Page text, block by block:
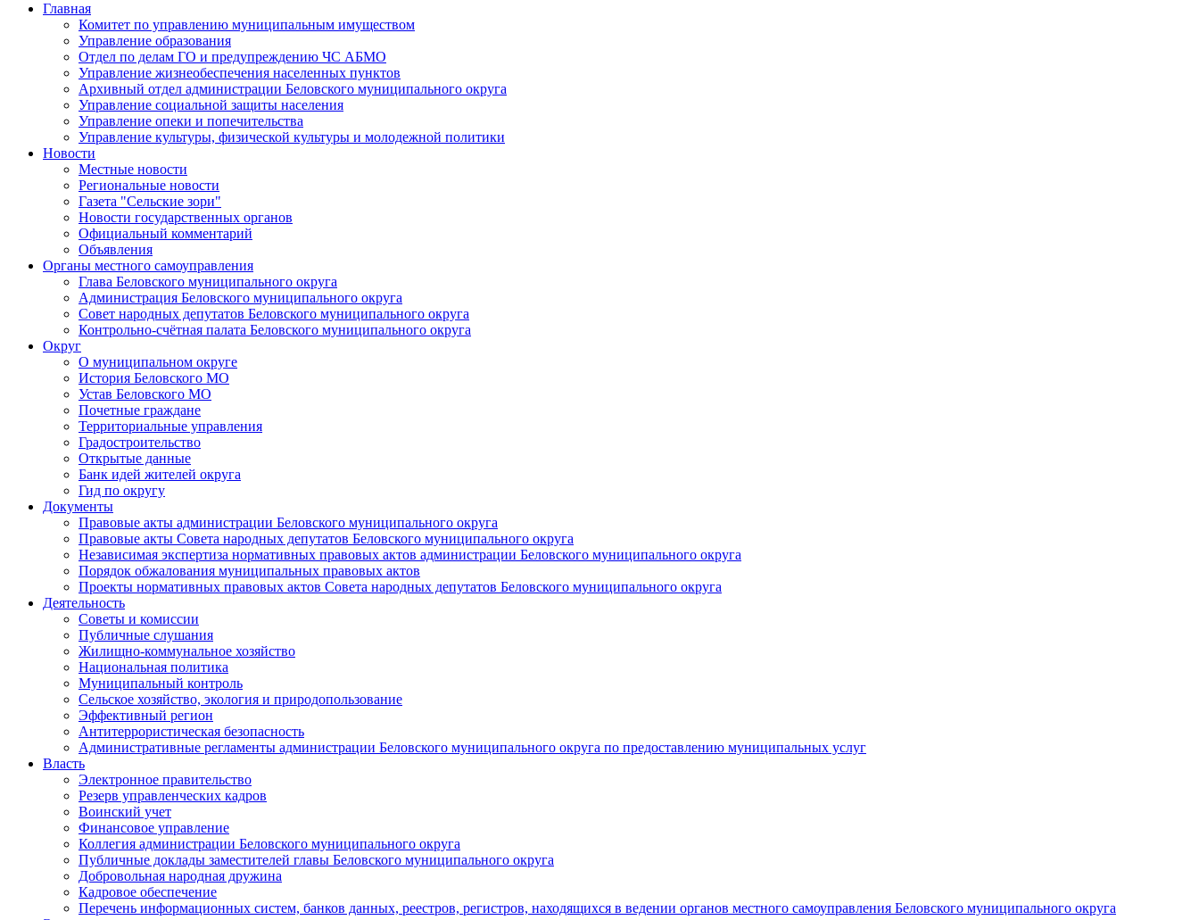
Главная
Комитет по управлению муниципальным имуществом
Управление образования
Отдел по делам ГО и предупреждению ЧС АБМО
Управление жизнеобеспечения населенных пунктов
Архивный отдел администрации Беловского муниципального округа
Управление социальной защиты населения
Управление опеки и попечительства
Управление культуры, физической культуры и молодежной политики
Новости
Местные новости
Региональные новости
Газета "Сельские зори"
Новости государственных органов
Официальный комментарий
Объявления
Органы местного самоуправления
Глава Беловского муниципального округа
Администрация Беловского муниципального округа
Совет народных депутатов Беловского муниципального округа
Контрольно-счётная палата Беловского муниципального округа
Округ
О муниципальном округе
История Беловского МО
Устав Беловского МО
Почетные граждане
Территориальные управления
Градостроительство
Открытые данные
Банк идей жителей округа
Гид по округу
Документы
Правовые акты администрации Беловского муниципального округа
Правовые акты Совета народных депутатов Беловского муниципального округа
Независимая экспертиза нормативных правовых актов администрации Беловского муниципального округа
Порядок обжалования муниципальных правовых актов
Проекты нормативных правовых актов Совета народных депутатов Беловского муниципального округа
Деятельность
Советы и комиссии
Публичные слушания
Жилищно-коммунальное хозяйство
Национальная политика
Муниципальный контроль
Сельское хозяйство, экология и природопользование
Эффективный регион
Антитеррористическая безопасность
Административные регламенты администрации Беловского муниципального округа по предоставлению муниципальных услуг
Власть
Электронное правительство
Резерв управленческих кадров
Воинский учет
Финансовое управление
Коллегия администрации Беловского муниципального округа
Публичные доклады заместителей главы Беловского муниципального округа
Добровольная народная дружина
Кадровое обеспечение
Перечень информационных систем, банков данных, реестров, регистров, находящихся в ведении органов местного самоуправления Беловского муниципального округа